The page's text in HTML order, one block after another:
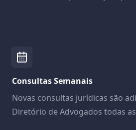
Consultas Semanais
Novas consultas jurídicas são
Diretório de Advogados todas